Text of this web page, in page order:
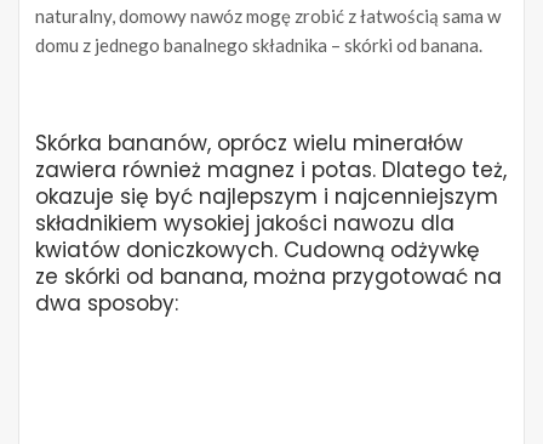
naturalny, domowy nawóz mogę zrobić z łatwością sama w
domu z jednego banalnego składnika – skórki od banana.
Skórka bananów, oprócz wielu minerałów
zawiera również magnez i potas. Dlatego też,
okazuje się być najlepszym i najcenniejszym
składnikiem wysokiej jakości nawozu dla
kwiatów doniczkowych. Cudowną odżywkę
ze skórki od banana, można przygotować na
dwa sposoby: